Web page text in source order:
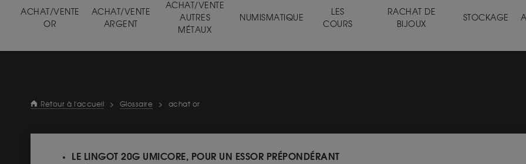
ACHAT/VENTE
OR
ACHAT/VENTE
ARGENT
ACHAT/VENTE
AUTRES
MÉTAUX
NUMISMATIQUE
LES
COURS
RACHAT DE
BIJOUX
STOCKAGE
Retour à l'accueil > Glossaire > achat or
LE LINGOT 20G UMICORE, POUR UN ESSOR PRÉPONDÉRANT